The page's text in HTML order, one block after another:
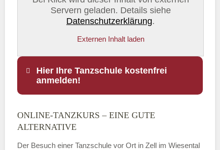
Servern geladen. Details siehe
Datenschutzerklärung.
Externen Inhalt laden
Hier Ihre Tanzschule kostenfrei
anmelden!
Name
ONLINE-TANZKURS – EINE GUTE
ALTERNATIVE
Der Besuch einer Tanzschule vor Ort in Zell im Wiesental